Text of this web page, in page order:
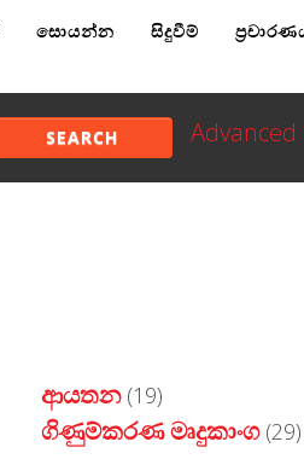
සොයන්න සිදුවීම්
SEARCH Advanced
ආයතන (19)
ගිණුම්කරණ මෘදුකාංග (29)